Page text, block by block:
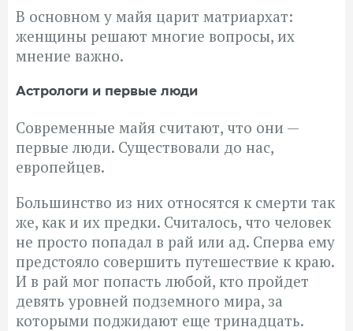
В основном у майя царит матриархат:
женщины решают многие вопросы, их
мнение важно.
Астрологи и первые люди
Современные майя считают, что они —
первые люди. Существовали до нас,
европейцев.
Большинство из них относятся к смерти так
же, как и их предки. Считалось, что человек
не просто попадал в рай или ад. Сперва ему
предстояло совершить путешествие к краю.
И в рай мог попасть любой, кто пройдет
девять уровней подземного мира, за
которыми поджидают еще тринадцать.